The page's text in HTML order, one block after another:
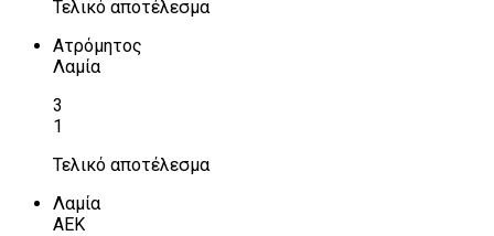
Τελικό αποτέλεσμα
Ατρόμητος
Λαμία
3
1
Τελικό αποτέλεσμα
Λαμία
ΑΕΚ